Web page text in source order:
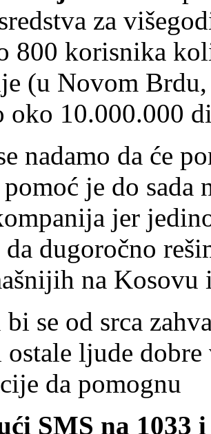
za
800 korisnika
(u Novom
oko 10.000.000
nadamo da će
je do
jer
da dugoročno
na
bi se od srca
ljude
da pomognu
SMS na 1033